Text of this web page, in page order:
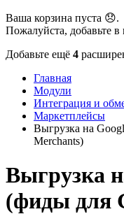
Ваша корзина пуста 😞.
Пожалуйста, добавьте в
Добавьте ещё 4
Главная
Модули
Интеграция и
Маркетплейсы
Выгрузка на
Merchants)
Выгрузка
(фиды для